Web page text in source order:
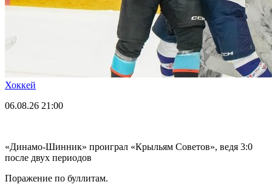
Хоккей
06.08.26 21:00
«Динамо-Шинник» проиграл «Крыльям Советов», ведя 3:0
после двух периодов
Поражение по буллитам.